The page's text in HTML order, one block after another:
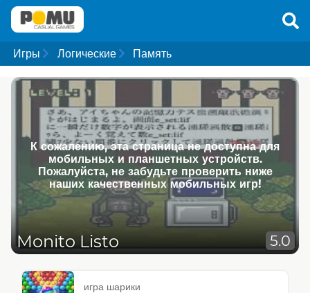
Игры Логические Память
К сожалению, эта страница не доступна для
мобильных и планшетных устройств.
Пожалуйста, не забудьте проверить ниже
наших качественных мобильных игр!
Monito Listo 5.0
игра шарики